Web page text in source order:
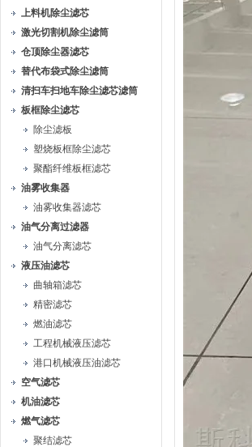
上料机除尘滤芯
激光切割机除尘滤筒
仓顶除尘器滤芯
替代布袋式除尘滤筒
清扫车扫地车除尘滤芯滤筒
板框除尘滤芯
除尘滤板
塑烧板框除尘滤芯
聚酯纤维板框滤芯
油雾收集器
油雾收集器滤芯
油气分离过滤器
油气分离滤芯
液压油滤芯
曲轴箱滤芯
精密滤芯
燃油滤芯
工程机械液压滤芯
港口机械液压油滤芯
空气滤芯
机油滤芯
燃气滤芯
聚结滤芯